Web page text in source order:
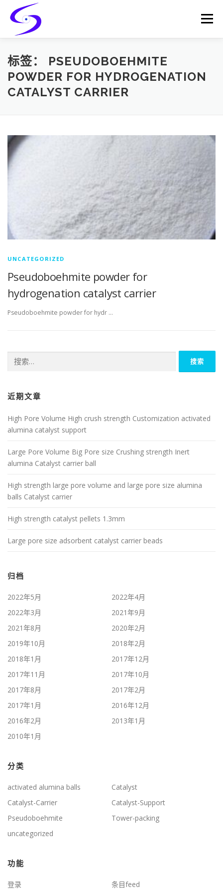
content
Menu
HOME PRODUCTS CATALYST-CARRIER
CATALYST-SUPPORT SERVICES
标签： PSEUDOBOEHMITE
POWDER FOR HYDROGENATION
CATALYST CARRIER
UNCATEGORIZED
Pseudoboehmite powder for
hydrogenation catalyst carrier
Pseudoboehmite powder for hydr …
索：
近期文章
High Pore Volume High crush strength Customization activated
alumina catalyst support
Large Pore Volume Big Pore size Crushing strength Inert
alumina Catalyst carrier ball
High strength large pore volume and large pore size alumina
balls Catalyst carrier
High strength catalyst pellets 1.3mm
Large pore size adsorbent catalyst carrier beads
归档
2022年5月
2022年4月
2022年3月
2021年9月
2021年8月
2020年2月
2019年10月
2018年2月
2018年1月
2017年12月
2017年11月
2017年10月
2017年8月
2017年2月
2017年1月
2016年12月
2016年2月
2013年1月
2010年1月
分类
activated alumina balls
Catalyst
Catalyst-Carrier
Catalyst-Support
Pseudoboehmite
Tower-packing
uncategorized
功能
登录 条目feed